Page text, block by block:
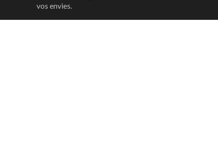
vos envies.